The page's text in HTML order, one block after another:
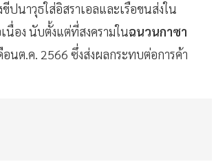
ขีปนาวุธใส่อิสราเอลและเรือขนส่งใน
นื่อง นับตั้งแต่ที่สงครามในฉนวนกาซา
นต.ค. 2566 ซึ่งส่งผลกระทบต่อการค้า